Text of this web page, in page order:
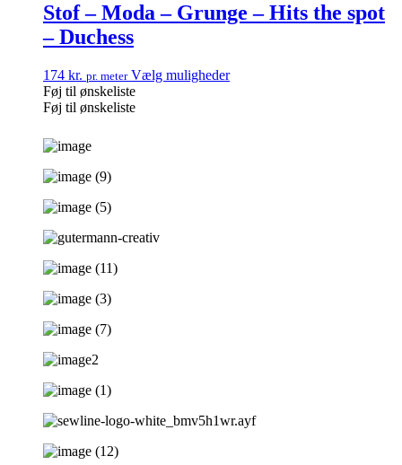
Stof – Moda – Grunge – Hits the spot
– Duchess
174 kr. pr. meter Vælg muligheder
Føj til ønskeliste
Føj til ønskeliste